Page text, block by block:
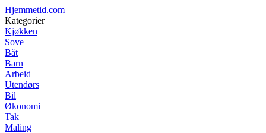
Hjemmetid.com
Kategorier
Kjøkken
Sove
Båt
Barn
Arbeid
Utendørs
Bil
Økonomi
Tak
Maling